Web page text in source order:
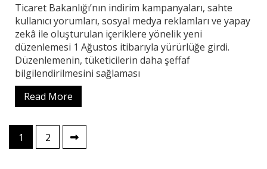
Ticaret Bakanlığı’nın indirim kampanyaları, sahte
kullanıcı yorumları, sosyal medya reklamları ve yapay
zekâ ile oluşturulan içeriklere yönelik yeni
düzenlemesi 1 Ağustos itibarıyla yürürlüğe girdi.
Düzenlemenin, tüketicilerin daha şeffaf
bilgilendirilmesini sağlaması
Read More
Yazı
sayfalaması
1 2